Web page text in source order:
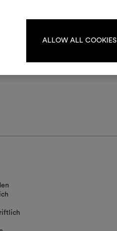
ALLOW ALL COOKIES
Moodboards zu erstellen oder
oder registrieren Sie sich.